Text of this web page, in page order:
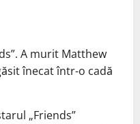
A murit Matthew
înecat într-o cadă
„Friends”